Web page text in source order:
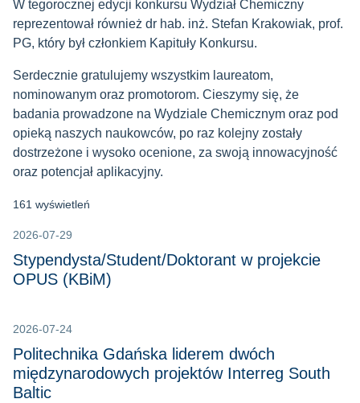
W tegorocznej edycji konkursu Wydział Chemiczny
reprezentował również dr hab. inż. Stefan Krakowiak, prof.
PG, który był członkiem Kapituły Konkursu.
Serdecznie gratulujemy wszystkim laureatom,
nominowanym oraz promotorom. Cieszymy się, że
badania prowadzone na Wydziale Chemicznym oraz pod
opieką naszych naukowców, po raz kolejny zostały
dostrzeżone i wysoko ocenione, za swoją innowacyjność
oraz potencjał aplikacyjny.
161 wyświetleń
2026-07-29
Stypendysta/Student/Doktorant w projekcie
OPUS (KBiM)
2026-07-24
Politechnika Gdańska liderem dwóch
międzynarodowych projektów Interreg South
Baltic